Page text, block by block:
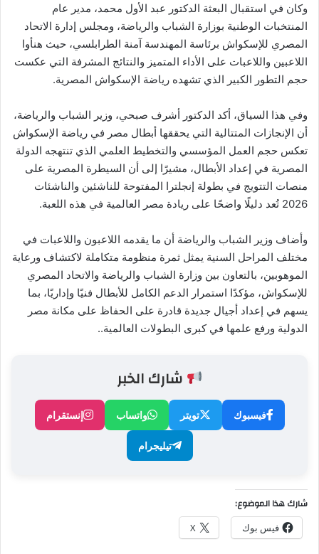
وكان في استقبال البعثة الدكتور عبد الأول محمد، مدير عام
المنتخبات الوطنية بوزارة الشباب والرياضة، ومجلس إدارة الاتحاد
المصري للإسكواش برئاسة المهندسة آمنة الطرابلسي، حيث هنأوا
اللاعبين واللاعبات على الأداء المتميز والنتائج المشرفة التي عكست
حجم التطور الكبير الذي تشهده رياضة الإسكواش المصرية.
وفي هذا السياق، أكد الدكتور أشرف صبحي، وزير الشباب والرياضة،
أن الإنجازات المتتالية التي يحققها أبطال مصر في رياضة الإسكواش
تعكس حجم العمل المؤسسي والتخطيط العلمي الذي تنتهجه الدولة
المصرية في إعداد الأبطال، مشيرًا إلى أن السيطرة المصرية على
منصات التتويج في بطولة إنجلترا المفتوحة للناشئين والناشئات
2026 تُعد دليلًا واضحًا على ريادة مصر العالمية في هذه اللعبة.
وأضاف وزير الشباب والرياضة أن ما يقدمه اللاعبون واللاعبات في
مختلف المراحل السنية يمثل ثمرة منظومة متكاملة لاكتشاف ورعاية
الموهوبين، بالتعاون بين وزارة الشباب والرياضة والاتحاد المصري
للإسكواش، مؤكدًا استمرار الدعم الكامل للأبطال فنيًا وإداريًا، بما
يسهم في إعداد أجيال جديدة قادرة على الحفاظ على مكانة مصر
الدولية ورفع علمها في كبرى البطولات العالمية..
شارك الخبر
فيسبوك تويتر واتساب إنستقرام
تيليجرام
شارك هذا الموضوع:
فيس بوك X